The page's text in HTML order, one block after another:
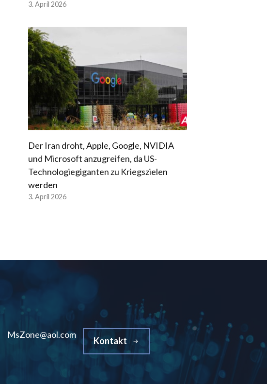
3. April 2026
Der Iran droht, Apple, Google, NVIDIA
und Microsoft anzugreifen, da US-
Technologiegiganten zu Kriegszielen
werden
3. April 2026
MsZone@aol.com
Kontakt